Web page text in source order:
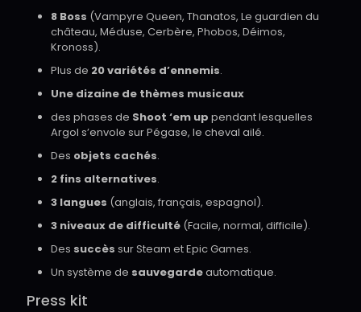
8 Boss (Vampyre Queen, Thanatos, Le guardien du
château, Méduse, Cerbère, Phobos, Déimos,
Kronoss).
Plus de 20 variétés d’ennemis.
Une dizaine de thèmes musicaux
des phases de Shoot ‘em up pendant lesquelles
Argol s’envole sur Pégase, le cheval ailé.
Des objets cachés.
2 fins alternatives.
3 langues (anglais, français, espagnol).
3 niveaux de difficulté (Facile, normal, difficile).
Des succès sur Steam et Epic Games.
Un système de sauvegardeautomatique.
Press kit